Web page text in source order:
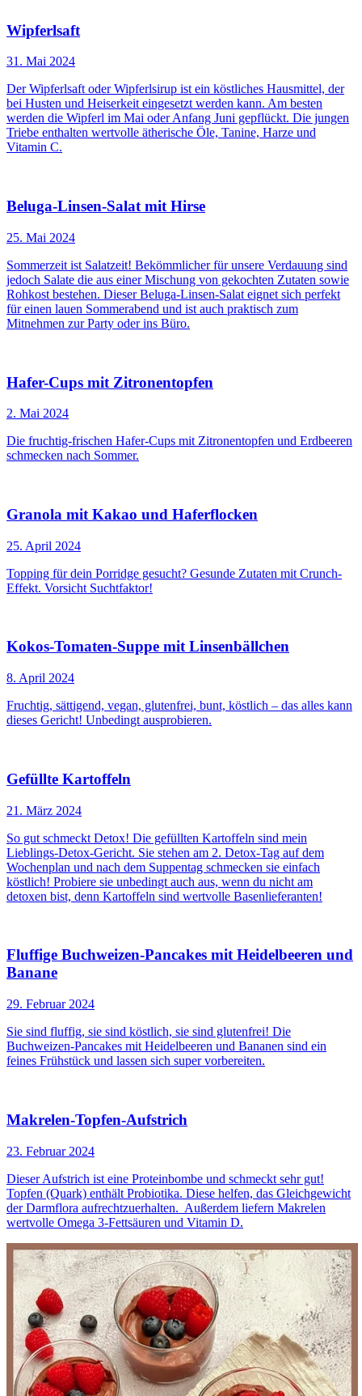
Wipferlsaft
31. Mai 2024
Der Wipferlsaft oder Wipferlsirup ist ein köstliches Hausmittel, der
bei Husten und Heiserkeit eingesetzt werden kann. Am besten
werden die Wipferl im Mai oder Anfang Juni gepflückt. Die jungen
Triebe enthalten wertvolle ätherische Öle, Tanine, Harze und
Vitamin C.
Beluga-Linsen-Salat mit Hirse
25. Mai 2024
Sommerzeit ist Salatzeit! Bekömmlicher für unsere Verdauung sind
jedoch Salate die aus einer Mischung von gekochten Zutaten sowie
Rohkost bestehen. Dieser Beluga-Linsen-Salat eignet sich perfekt
für einen lauen Sommerabend und ist auch praktisch zum
Mitnehmen zur Party oder ins Büro.
Hafer-Cups mit Zitronentopfen
2. Mai 2024
Die fruchtig-frischen Hafer-Cups mit Zitronentopfen und Erdbeeren
schmecken nach Sommer.
Granola mit Kakao und Haferflocken
25. April 2024
Topping für dein Porridge gesucht? Gesunde Zutaten mit Crunch-
Effekt. Vorsicht Suchtfaktor!
Kokos-Tomaten-Suppe mit Linsenbällchen
8. April 2024
Fruchtig, sättigend, vegan, glutenfrei, bunt, köstlich – das alles kann
dieses Gericht! Unbedingt ausprobieren.
Gefüllte Kartoffeln
21. März 2024
So gut schmeckt Detox! Die gefüllten Kartoffeln sind mein
Lieblings-Detox-Gericht. Sie stehen am 2. Detox-Tag auf dem
Wochenplan und nach dem Suppentag schmecken sie einfach
köstlich! Probiere sie unbedingt auch aus, wenn du nicht am
detoxen bist, denn Kartoffeln sind wertvolle Basenlieferanten!
Fluffige Buchweizen-Pancakes mit Heidelbeeren und
Banane
29. Februar 2024
Sie sind fluffig, sie sind köstlich, sie sind glutenfrei! Die
Buchweizen-Pancakes mit Heidelbeeren und Bananen sind ein
feines Frühstück und lassen sich super vorbereiten.
Makrelen-Topfen-Aufstrich
23. Februar 2024
Dieser Aufstrich ist eine Proteinbombe und schmeckt sehr gut!
Topfen (Quark) enthält Probiotika. Diese helfen, das Gleichgewicht
der Darmflora aufrechtzuerhalten. Außerdem liefern Makrelen
wertvolle Omega 3-Fettsäuren und Vitamin D.